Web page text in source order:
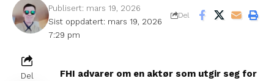
Sist oppdatert: mars 19, 2026
7:29 pm
Publisert: mars 19, 2026
Del
Del
FHI advarer om en aktør som utgir seg for